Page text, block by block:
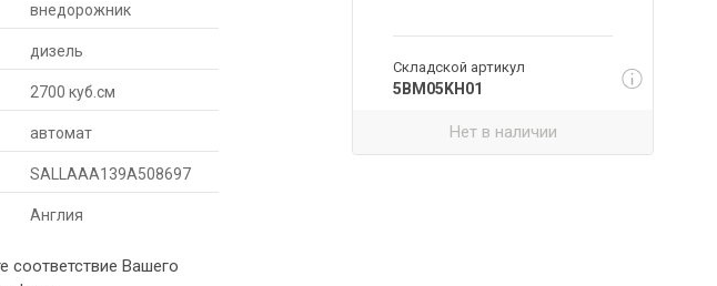
внедорожник
дизель
2700 куб.см
автомат
SALLAAA139A508697
Англия
соответствие Вашего
Складской артикул
5BM05KH01
Нет в наличии